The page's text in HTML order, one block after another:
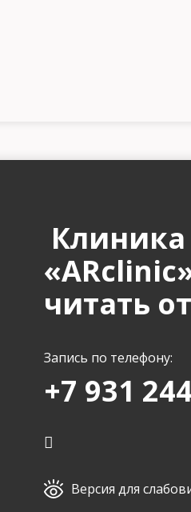
Клиника
читать
Запись по телефону:
+7 931
Версия для